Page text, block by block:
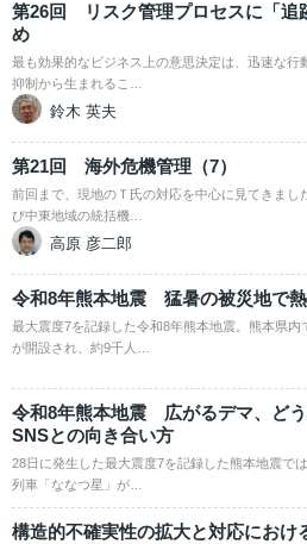
第26回 リスク管理プロセスに「追
め
最も効果的なビジネス上の意思決定は、迅速な行
抑制から生まれるこ…
鈴木 英夫
第21回 海外危機管理（7）
前回まで、現地のＴ氏の対応を中心に見てきまし
び中東地域の統括機…
高原 彦二郎
令和8年熊本地震 猛暑の被災地で
最大震度7を記録した令和8年熊本地震。熊本県内
が開設され、約9千人…
令和8年熊本地震 広がるデマ、どう
SNSとの向き合い方
28日に発生した最大震度7を記録した熊本地震で
列車「ななつ星」が…
構造的不確実性の拡大と対応におけ